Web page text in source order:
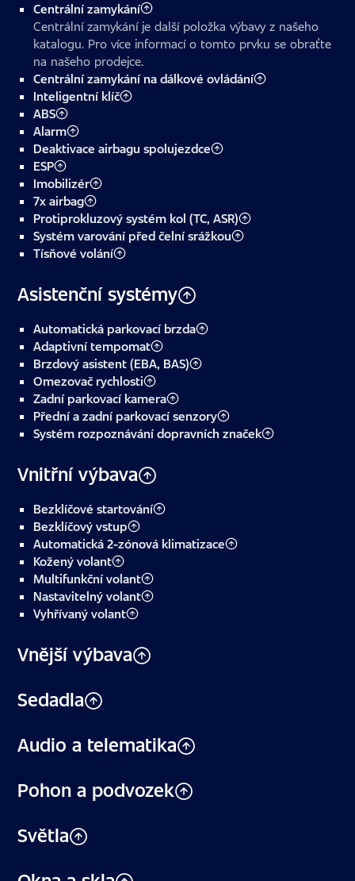
Centrální zamykání
Centrální zamykání je další položka výbavy z našeho
katalogu. Pro více informací o tomto prvku se obraťte
na našeho prodejce.
Centrální zamykání na dálkové ovládání
Inteligentní klíč
ABS
Alarm
Deaktivace airbagu spolujezdce
ESP
Imobilizér
7x airbag
Protiprokluzový systém kol (TC, ASR)
Systém varování před čelní srážkou
Tísňové volání
Asistenční systémy
Automatická parkovací brzda
Adaptivní tempomat
Brzdový asistent (EBA, BAS)
Omezovač rychlosti
Zadní parkovací kamera
Přední a zadní parkovací senzory
Systém rozpoznávání dopravních značek
Vnitřní výbava
Bezklíčové startování
Bezklíčový vstup
Automatická 2-zónová klimatizace
Kožený volant
Multifunkční volant
Nastavitelný volant
Vyhřívaný volant
Vnější výbava
Sedadla
Audio a telematika
Pohon a podvozek
Světla